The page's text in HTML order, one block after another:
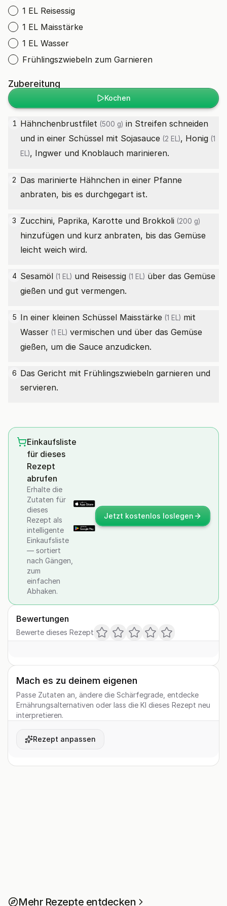
1 EL Reisessig
1 EL Maisstärke
1 EL Wasser
Frühlingszwiebeln zum Garnieren
Zubereitung
Kochen
1 Hähnchenbrustfilet (500 g) in Streifen schneiden
und in einer Schüssel mit Sojasauce (2 EL), Honig (1
EL), Ingwer und Knoblauch marinieren.
2 Das marinierte Hähnchen in einer Pfanne
anbraten, bis es durchgegart ist.
3 Zucchini, Paprika, Karotte und Brokkoli (200 g)
hinzufügen und kurz anbraten, bis das Gemüse
leicht weich wird.
4 Sesamöl (1 EL) und Reisessig (1 EL) über das Gemüse
gießen und gut vermengen.
5 In einer kleinen Schüssel Maisstärke (1 EL) mit
Wasser (1 EL) vermischen und über das Gemüse
gießen, um die Sauce anzudicken.
6 Das Gericht mit Frühlingszwiebeln garnieren und
servieren.
Einkaufsliste
für dieses
Rezept
abrufen
Erhalte die
Zutaten für
dieses
Rezept als
intelligente
Einkaufsliste
— sortiert
nach Gängen,
zum
einfachen
Abhaken.
Jetzt kostenlos loslegen
Bewertungen
Bewerte dieses Rezept
Mach es zu deinem eigenen
Passe Zutaten an, ändere die Schärfegrade, entdecke
Ernährungsalternativen oder lass die KI dieses Rezept neu
interpretieren.
Rezept anpassen
Mehr Rezepte entdecken